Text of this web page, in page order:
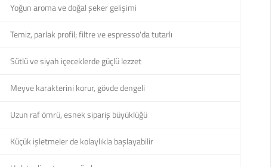
Yoğun aroma ve doğal şeker gelişimi
Temiz, parlak profil; filtre ve espresso'da tutarlı
Sütlü ve siyah içeceklerde güçlü lezzet
Meyve karakterini korur, gövde dengeli
Uzun raf ömrü, esnek sipariş büyüklüğü
Küçük işletmeler de kolaylıkla başlayabilir